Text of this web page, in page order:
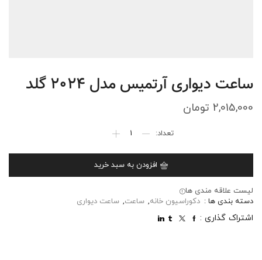
ساعت دیواری آرتمیس مدل 2024 گلد
2,015,000 تومان
افزودن به سبد خرید
لیست علاقه مندی ها
دسته بندی ها : دکوراسیون خانه, ساعت, ساعت دیواری
اشتراک گذاری :